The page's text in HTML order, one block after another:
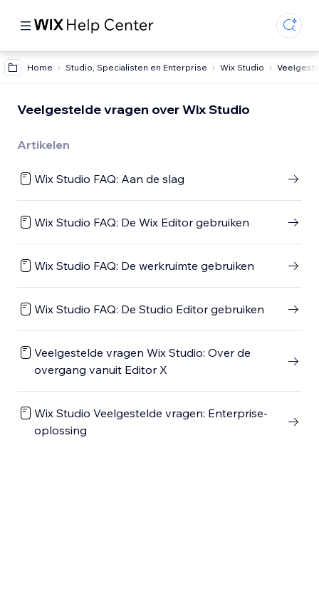
Home Studio, Specialisten en Enterprise Wix Studio
Veelgestelde vragen over Wix Studio
Artikelen
Wix Studio FAQ: Aan de slag
Wix Studio FAQ: De Wix Editor gebruiken
Wix Studio FAQ: De werkruimte gebruiken
Wix Studio FAQ: De Studio Editor gebruiken
Veelgestelde vragen Wix Studio: Over de
overgang vanuit Editor X
Wix Studio Veelgestelde vragen: Enterprise-
oplossing